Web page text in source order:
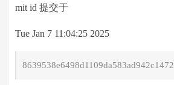
mit id 提交于
Tue Jan 7 11:04:25 2025